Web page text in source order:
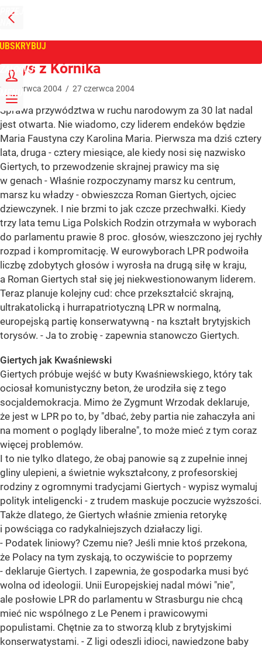
PRZEJDŹ
NA
GŁÓWNĄ
ZALOGUJ
MENU
Tygodnik Wprost
Torys z Kórnika
27 czerwca 2004 / 27czerwca 2004
Sprawa przywództwa w ruchu narodowym za 30 lat nadal
jest otwarta. Nie wiadomo, czy liderem endeków będzie
Maria Faustyna czy Karolina Maria. Pierwsza ma dziś cztery
lata, druga - cztery miesiące, ale kiedy nosi się nazwisko
Giertych, to przewodzenie skrajnej prawicy ma się
w genach - Właśnie rozpoczynamy marsz ku centrum,
marsz ku władzy - obwieszcza Roman Giertych, ojciec
dziewczynek. I nie brzmi to jak czcze przechwałki. Kiedy
trzy lata temu Liga Polskich Rodzin otrzymała w wyborach
do parlamentu prawie 8 proc. głosów, wieszczono jej rychły
rozpad i kompromitację. W eurowyborach LPR podwoiła
liczbę zdobytych głosów i wyrosła na drugą siłę w kraju,
a Roman Giertych stał się jej niekwestionowanym liderem.
Teraz planuje kolejny cud: chce przekształcić skrajną,
ultrakatolicką i hurrapatriotyczną LPR w normalną,
europejską partię konserwatywną - na kształt brytyjskich
torysów. - Ja to zrobię - zapewnia stanowczo Giertych.
Giertych jak Kwaśniewski
Giertych próbuje wejść w buty Kwaśniewskiego, który tak
ociosał komunistyczny beton, że urodziła się z tego
socjaldemokracja. Mimo że Zygmunt Wrzodak deklaruje,
że jest w LPR po to, by "dbać, żeby partia nie zahaczyła ani
na moment o poglądy liberalne", to może mieć z tym coraz
więcej problemów.
I to nie tylko dlatego, że obaj panowie są z zupełnie innej
gliny ulepieni, a świetnie wykształcony, z profesorskiej
rodziny z ogromnymi tradycjami Giertych - wypisz wymaluj
polityk inteligencki - z trudem maskuje poczucie wyższości.
Także dlatego, że Giertych właśnie zmienia retorykę
i powściąga co radykalniejszych działaczy ligi.
- Podatek liniowy? Czemu nie? Jeśli mnie ktoś przekona,
że Polacy na tym zyskają, to oczywiście to poprzemy
- deklaruje Giertych. I zapewnia, że gospodarka musi być
wolna od ideologii. Unii Europejskiej nadal mówi "nie",
ale posłowie LPR do parlamentu w Strasburgu nie chcą
mieć nic wspólnego z Le Penem i prawicowymi
populistami. Chętnie za to stworzą klub z brytyjskimi
konserwatystami. - Z ligi odeszli idioci, nawiedzone baby